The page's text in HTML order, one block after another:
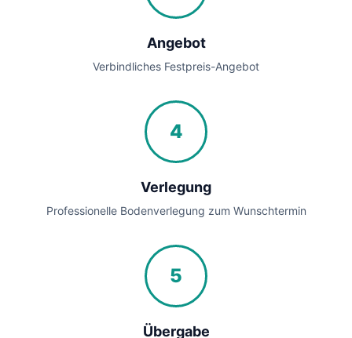
Angebot
Verbindliches Festpreis-Angebot
4
Verlegung
Professionelle Bodenverlegung zum Wunschtermin
5
Übergabe